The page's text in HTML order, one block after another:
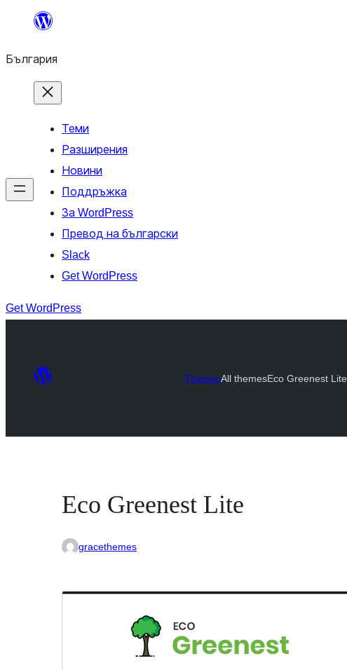
България
Теми
Разширения
Новини
Поддръжка
За WordPress
Превод на български
Slack
Get WordPress
Get WordPress
ThemesAll themesEco Greenest Lite
Eco Greenest Lite
gracethemes